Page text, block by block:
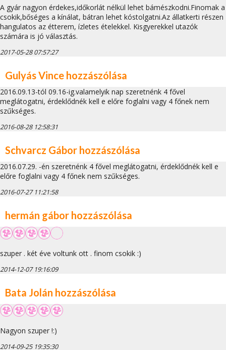
A gyár nagyon érdekes,időkorlát nélkül lehet bámészkodni.Finomak a
csokik,bőséges a kínálat, bátran lehet kóstolgatni.Az állatkerti részen
hangulatos az étterem, ízletes ételekkel. Kisgyerekkel utazók
számára is jó választás.
2017-05-28 07:57:27
Gulyás Vince hozzászólása
2016.09.13-tól 09.16-ig.valamelyik nap szeretnénk 4 fővel
meglátogatni, érdeklődnék kell e előre foglalni vagy 4 főnek nem
szűkséges.
2016-08-28 12:58:31
Schvarcz Gábor hozzászólása
2016.07.29. -én szeretnénk 4 fővel meglátogatni, érdeklődnék kell e
előre foglalni vagy 4 főnek nem szűkséges.
2016-07-27 11:21:58
hermán gábor hozzászólása
szuper . két éve voltunk ott . finom csokik :)
2014-12-07 19:16:09
Bata Jolán hozzászólása
Nagyon szuper !:)
2014-09-25 19:35:30